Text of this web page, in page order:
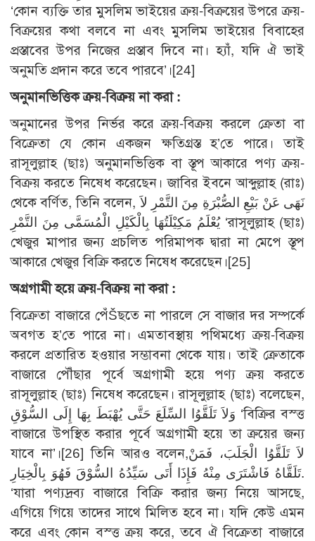
‘কোন ব্যক্তি তার মুসলিম ভাইয়ের ক্রয়-বিক্রয়ের উপরে ক্রয়-
বিক্রয়ের কথা বলবে না এবং মুসলিম ভাইয়ের বিবাহের
প্রস্তাবের উপর নিজের প্রস্তাব দিবে না। হ্যাঁ, যদি ঐ ভাই
অনুমতি প্রদান করে তবে পারবে’।[24]
অনুমানভিত্তিক ক্রয়-বিক্রয় না করা :
অনুমানের উপর নির্ভর করে ক্রয়-বিক্রয় করলে ক্রেতা বা
বিক্রেতা যে কোন একজন ক্ষতিগ্রস্ত হ’তে পারে। তাই
রাসূলুল্লাহ (ছাঃ) অনুমানভিত্তিক বা স্তূপ আকারে পণ্য ক্রয়-
বিক্রয় করতে নিষেধ করেছেন। জাবির ইবনে আব্দুল্লাহ (রাঃ)
থেকে বর্ণিত, তিনি বলেন, نَهَى عَنْ بَيْعِ الصُّبْرَةِ مِنَ التَّمْرِ لاَ
يُعْلَمُ مَكِيْلَتُهَا بِالْكَيْلِ الْمُسَمَّى مِنَ التَّمْرِ ‘রাসূলুল্লাহ (ছাঃ)
খেজুর মাপার জন্য প্রচলিত পরিমাপক দ্বারা না মেপে স্তূপ
আকারে খেজুর বিক্রি করতে নিষেধ করেছেন।[25]
অগ্রগামী হয়ে ক্রয়-বিক্রয় না করা :
বিক্রেতা বাজারে পেঁŠছতে না পারলে সে বাজার দর সম্পর্কে
অবগত হ’তে পারে না। এমতাবস্থায় পথিমধ্যে ক্রয়-বিক্রয়
করলে প্রতারিত হওয়ার সম্ভাবনা থেকে যায়। তাই ক্রেতাকে
বাজারে পৌঁছার পূর্বে অগ্রগামী হয়ে পণ্য ক্রয় করতে
রাসূলুল্লাহ (ছাঃ) নিষেধ করেছেন। রাসূলুল্লাহ (ছাঃ) বলেছেন,
وَلاَ تَلَقَّوُا السِّلَعَ حَتَّى يُهْبَطَ بِهَا إِلَى السُّوْقِ ‘বিক্রির বস্ত্ত
বাজারে উপস্থিত করার পূর্বে অগ্রগামী হয়ে তা ক্রয়ের জন্য
যাবে না’।[26] তিনি আরও বলেন,لاَ تَلَقَّوُا الْجَلَبَ، فَمَنْ
تَلَقَّاهُ فَاشْتَرَى مِنْهُ فَإِذَا أَتَى سَيِّدُهُ السُّوْقَ فَهُوَ بِالْخِيَارِ.
‘যারা পণ্যদ্রব্য বাজারে বিক্রি করার জন্য নিয়ে আসছে,
এগিয়ে গিয়ে তাদের সাথে মিলিত হবে না। যদি কেউ এমন
করে এবং কোন বস্ত্ত ক্রয় করে, তবে ঐ বিক্রেতা বাজারে